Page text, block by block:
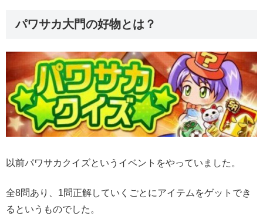
パワサカ大門の好物とは？
以前パワサカクイズというイベントをやっていました。
全8問あり、1問正解していくごとにアイテムをゲットでき
るというものでした。